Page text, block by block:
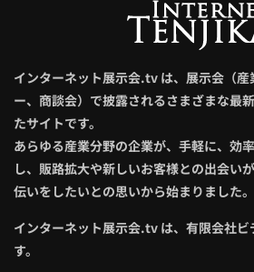
インターネット展示会.tv は、展示会（産
ー、商談会）で披露されるさまざまな最
たサイトです。
あらゆる産業分野の企業が、手軽に、効
し、販路拡大や新しいお客様との出会い
伝いをしたいとの思いから始まりました。
インターネット展示会.tv は、有限会社ビ
す。